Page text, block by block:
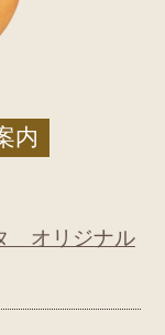
内
オリジナル